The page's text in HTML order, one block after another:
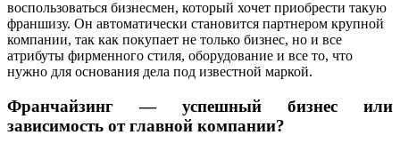
воспользоваться бизнесмен, который хочет приобрести такую
франшизу. Он автоматически становится партнером крупной
компании, так как покупает не только бизнес, но и все
атрибуты фирменного стиля, оборудование и все то, что
нужно для основания дела под известной маркой.
Франчайзинг — успешный бизнес или
зависимость от главной компании?